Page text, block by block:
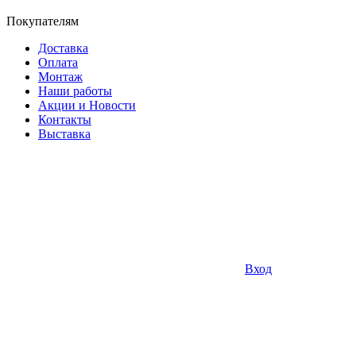
Покупателям
Доставка
Оплата
Монтаж
Наши работы
Акции и Новости
Контакты
Выставка
Вход